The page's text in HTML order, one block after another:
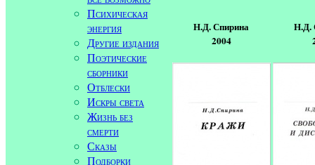
Психическая
энергия
Другие издания
Поэтические
сборники
Отблески
Искры света
Жизнь без
смерти
Сказы
Подборки
Н.Д. Спирина
2004
Н.Д.